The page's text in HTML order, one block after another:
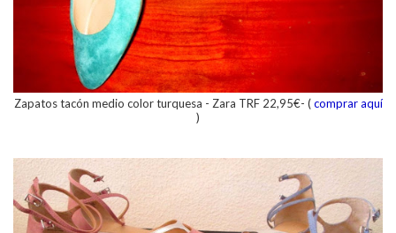
Zapatos tacón medio color turquesa - Zara TRF 22,95€- (comprar aquí
)